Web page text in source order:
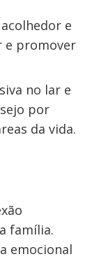
e
e promover
no lar e
por
da vida.
família.
emocional